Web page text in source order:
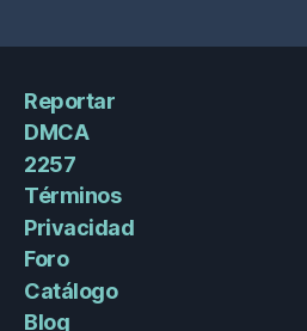
Reportar
DMCA
2257
Términos
Privacidad
Foro
Catálogo
Blog